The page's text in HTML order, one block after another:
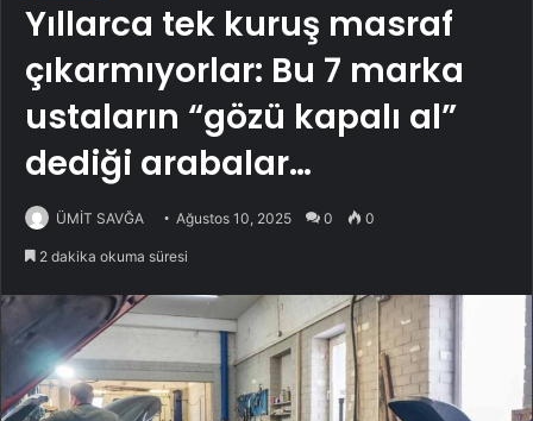
Yıllarca tek kuruş masraf
çıkarmıyorlar: Bu 7 marka
ustaların “gözü kapalı al”
dediği arabalar…
ÜMİT SAVĞA Ağustos 10, 2025 0 0
2 dakika okuma süresi